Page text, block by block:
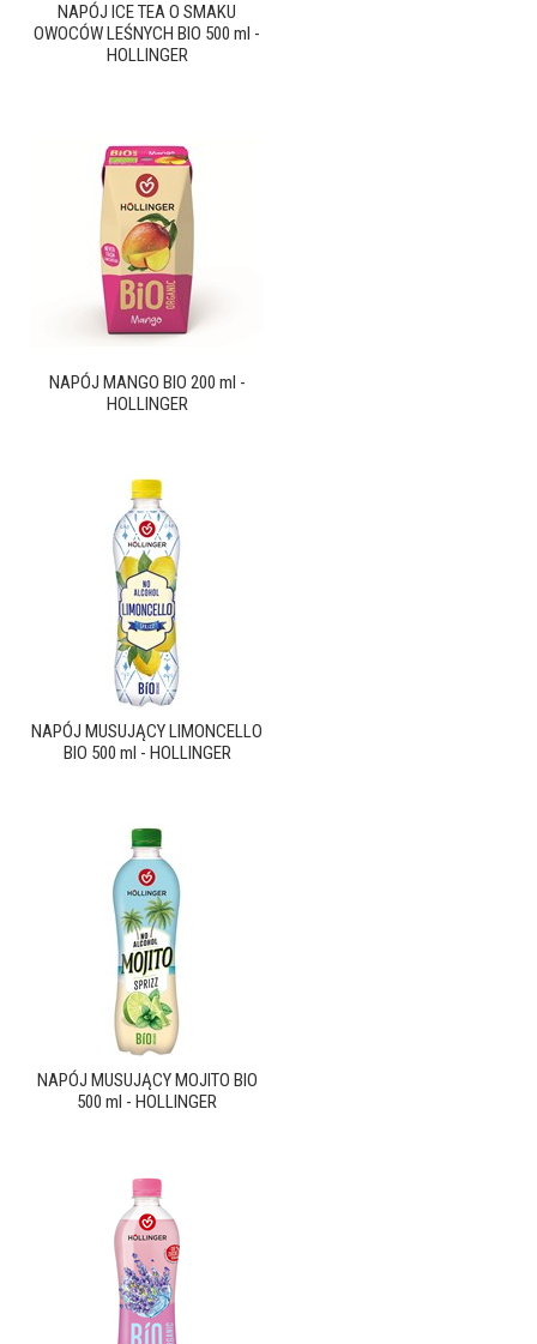
NAPÓJ ICE TEA O SMAKU
OWOCÓW LEŚNYCH BIO 500 ml -
HOLLINGER
NAPÓJ MANGO BIO 200 ml -
HOLLINGER
NAPÓJ MUSUJĄCY LIMONCELLO
BIO 500 ml - HOLLINGER
NAPÓJ MUSUJĄCY MOJITO BIO
500 ml - HOLLINGER